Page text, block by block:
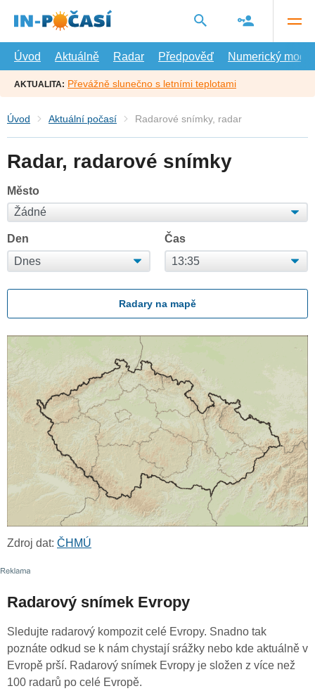
hlavní
Úvod
Aktuálně Radar Předpověď Numerický model
AKTUALITA: Převážně slunečno s letními teplotami
Úvod Aktuální počasí Radarové snímky, radar
Radar, radarové snímky
Město
Den Čas
Radary na mapě
Zdroj dat: ČHMÚ
Radarový snímek Evropy
Sledujte radarový kompozit celé Evropy. Snadno tak
poznáte odkud se k nám chystají srážky nebo kde aktuálně v
Evropě prší. Radarový snímek Evropy je složen z více než
100 radarů po celé Evropě.